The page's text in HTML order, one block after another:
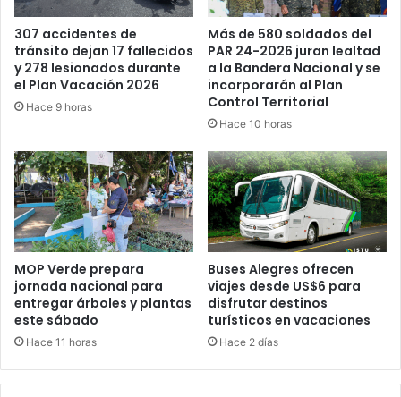
307 accidentes de
tránsito dejan 17 fallecidos
y 278 lesionados durante
el Plan Vacación 2026
Hace 9 horas
Más de 580 soldados del
PAR 24-2026 juran lealtad
a la Bandera Nacional y se
incorporarán al Plan
Control Territorial
Hace 10 horas
MOP Verde prepara
jornada nacional para
entregar árboles y plantas
este sábado
Hace 11 horas
Buses Alegres ofrecen
viajes desde US$6 para
disfrutar destinos
turísticos en vacaciones
Hace 2 días